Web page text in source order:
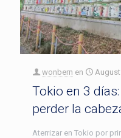
wonbern en
Tokio en 3
perder la
Aterrizar en Tokio por